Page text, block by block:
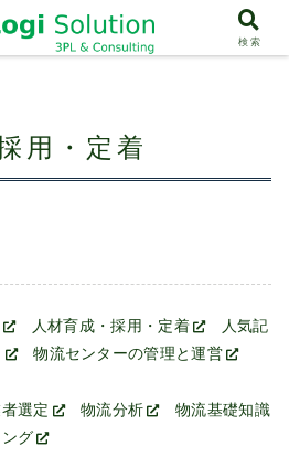
用・定着
用・定着
人材育成・採用・定着
人気記
物流センターの管理と運営
選定 物流分析
物流基礎知識
グ
検索